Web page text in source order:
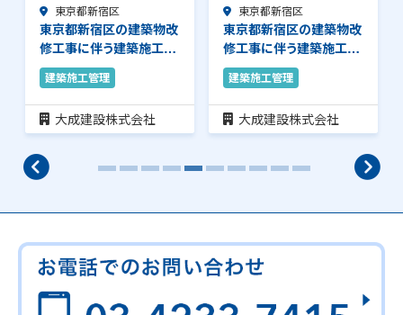
（前職給与保証）…
東京都新宿区
東京都新宿区の建築物改
修工事に伴う建築施工管
理のお仕事です。…
建築施工管理
大成建設株式会社
（前職給与保証…
東京都新宿区
東京都新宿区の建築物改
修工事に伴う建築施工管
理のお仕事です。…
建築施工管理
大成建設株式会社